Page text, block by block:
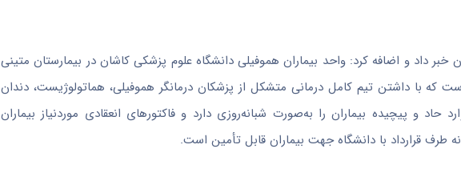
هموفیلی در منطقه کاشان خبر داد و اضافه کرد: واحد بیماران هموفیلی دانشگاه علوم پزشکی کاشان در بیمارستان متینی
که با داشتن تیم کامل درمانی متشکل از پزشکان درمانگر هموفیلی، هماتولوژیست، دندان
و پیچیده بیماران را به‌صورت شبانه‌روزی دارد و فاکتورهای انعقادی موردنیاز بیماران
طرف قرارداد با دانشگاه جهت بیماران قابل تأمین است.